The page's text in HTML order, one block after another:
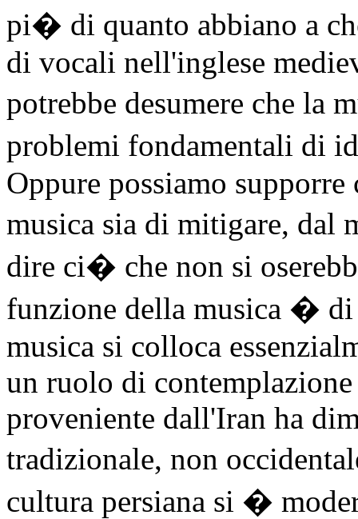
pi� di quanto abbiano a
di vocali nell'inglese
potrebbe desumere che la
problemi fondamentali di
Oppure possiamo
musica sia di mitigare, dal
dire ci� che non si
funzione della musica �
musica si colloca
un ruolo di
proveniente dall'Iran ha
tradizionale, non
cultura persiana si �